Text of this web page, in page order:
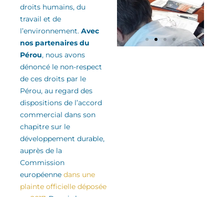
droits humains, du
travail et de
l’environnement. Avec
nos partenaires du
Pérou, nous avons
dénoncé le non-respect
de ces droits par le
Pérou, au regard des
dispositions de l’accord
commercial dans son
chapitre sur le
développement durable,
auprès de la
Commission
européenne dans une
plainte officielle déposée